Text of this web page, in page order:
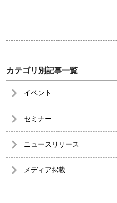
カテゴリ別記事一覧
イベント
セミナー
ニュースリリース
メディア掲載